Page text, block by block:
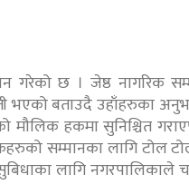
गरेको छ । जेष्ठ नागरिक
भएको बताउदै उहाँहरुका
हकमा सुनिश्चित
सम्मानका लागि टोल
लागि नगरपालिकाले